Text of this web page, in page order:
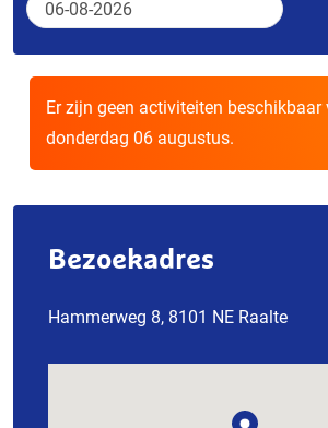
Er zijn geen activiteiten beschikbaar
donderdag 06 augustus.
Bezoekadres
Hammerweg 8, 8101 NE Raalte